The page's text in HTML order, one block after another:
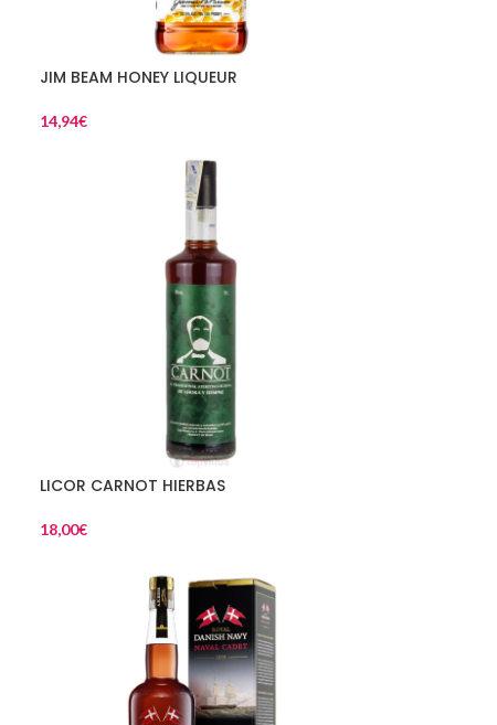
JIM BEAM HONEY LIQUEUR
14,94€
LICOR CARNOT HIERBAS
18,00€